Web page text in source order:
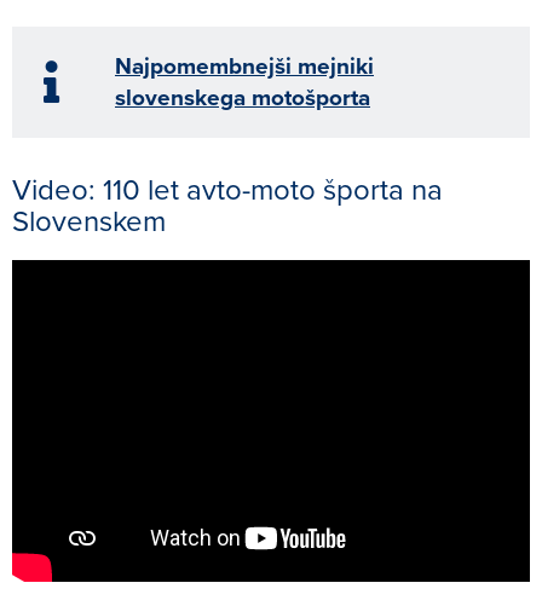
Najpomembnejši mejniki
slovenskega motošporta
Video: 110 let avto-moto športa na
Slovenskem